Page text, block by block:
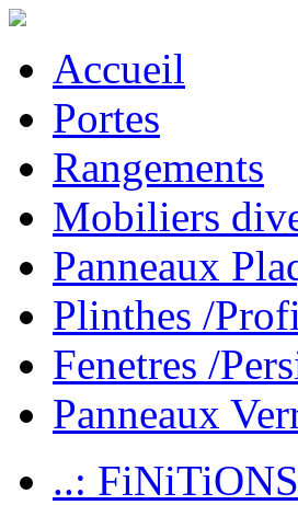
Accueil
Portes
Rangements
Mobiliers
Panneaux
Plinthes /
Fenetres /
Panneaux
..: